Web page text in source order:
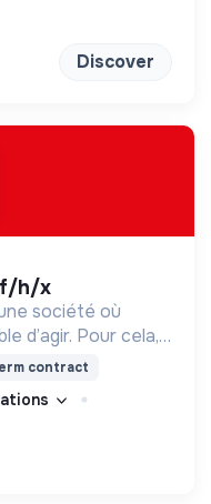
Discover
f/h/x
société où
d’agir. Pour cela,
des lieux
à tous.
contract